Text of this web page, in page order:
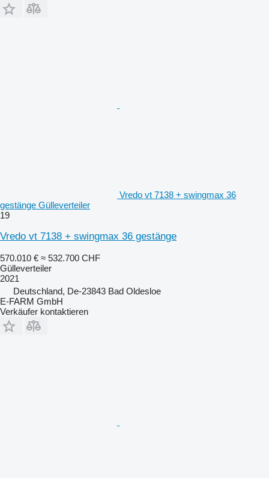
Vredo vt 7138 + swingmax 36
gestänge Gülleverteiler
19
Vredo vt 7138 + swingmax 36 gestänge
570.010 € ≈ 532.700 CHF
Gülleverteiler
2021
Deutschland, De-23843 Bad Oldesloe
E-FARM GmbH
Verkäufer kontaktieren